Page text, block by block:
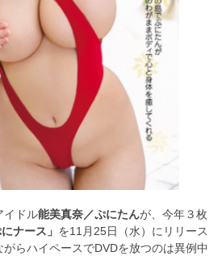
イドル能美真奈／ぷにたんが、今年３枚
ナース」 を11月25日（水）にリリース
らハイペースでDVDを放つのは異例中